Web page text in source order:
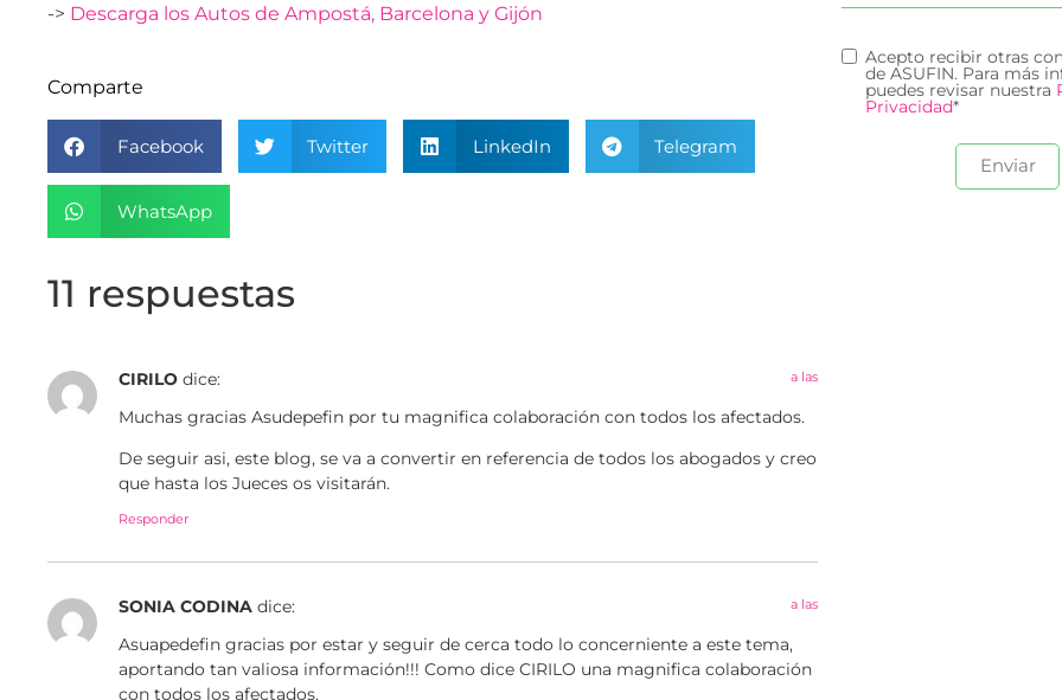
-> Descarga los Autos de Ampostá, Barcelona y Gijón
Comparte
Facebook Twitter LinkedIn Telegram
WhatsApp
11 respuestas
CIRILO dice: a las
Muchas gracias Asudepefin por tu magnifica colaboración con todos los afectados.
De seguir asi, este blog, se va a convertir en referencia de todos los abogados y creo
que hasta los Jueces os visitarán.
Responder
SONIA CODINA dice: a las
Asuapedefin gracias por estar y seguir de cerca todo lo concerniente a este tema,
aportando tan valiosa información!!! Como dice CIRILO una magnifica colaboración
con todos los afectados.
Acepto recibir otras
de ASUFIN. Para más
puedes revisar nuestra
Privacidad*